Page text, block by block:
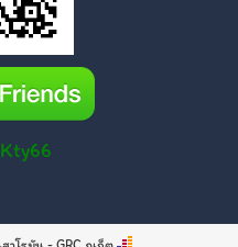
Kty66